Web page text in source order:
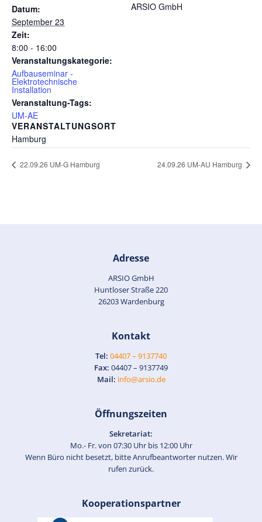
Datum:
September 23
Zeit:
8:00 - 16:00
Veranstaltungskategorie:
Aufbauseminar -
Elektrotechnische
Installation
Veranstaltung-Tags:
UM-AE
VERANSTALTUNGSORT
Hamburg
ARSIO GmbH
22.09.26 UM-G Hamburg 24.09.26 UM-AU Hamburg
Adresse
ARSIO GmbH
Huntloser Straße 220
26203 Wardenburg
Kontakt
Tel: 04407 – 9137740
Fax: 04407 – 9137749
Mail: info@arsio.de
Öffnungszeiten
Sekretariat:
Mo.- Fr. von 07:30 Uhr bis 12:00 Uhr
Wenn Büro nicht besetzt, bitte Anrufbeantworter nutzen. Wir
rufen zurück.
Kooperationspartner